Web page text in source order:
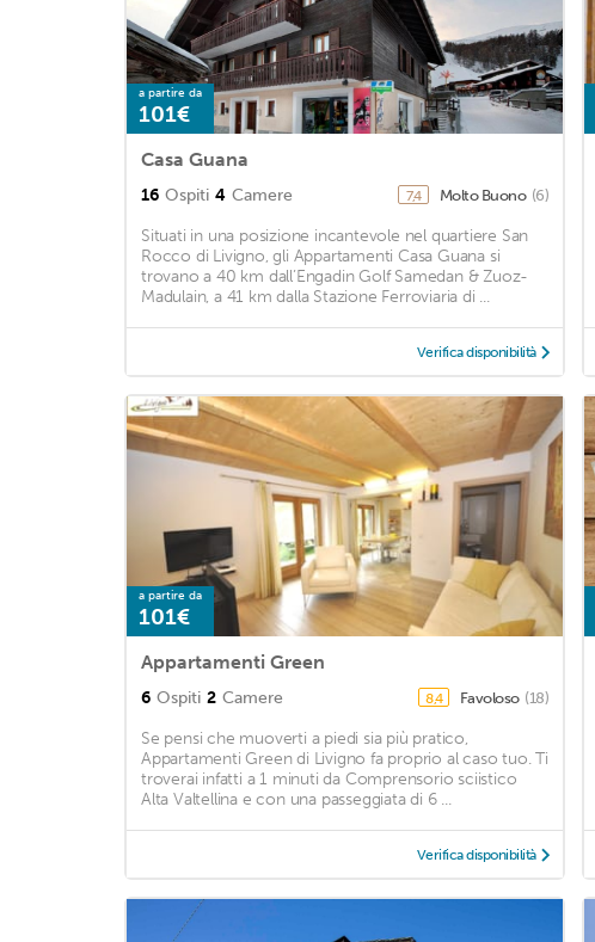
a partire da
101€
Casa Guana
16 Ospiti 4 Camere 7,4 Molto Buono (6)
Situati in una posizione incantevole nel quartiere San
Rocco di Livigno, gli Appartamenti Casa Guana si
trovano a 40 km dall’Engadin Golf Samedan & Zuoz-
Madulain, a 41 km dalla Stazione Ferroviaria di ...
Verifica disponibilità
a partire da
101€
Appartamenti Green
6 Ospiti 2 Camere 8,4 Favoloso (18)
Se pensi che muoverti a piedi sia più pratico,
Appartamenti Green di Livigno fa proprio al caso tuo. Ti
troverai infatti a 1 minuti da Comprensorio sciistico
Alta Valtellina e con una passeggiata di 6 ...
Verifica disponibilità